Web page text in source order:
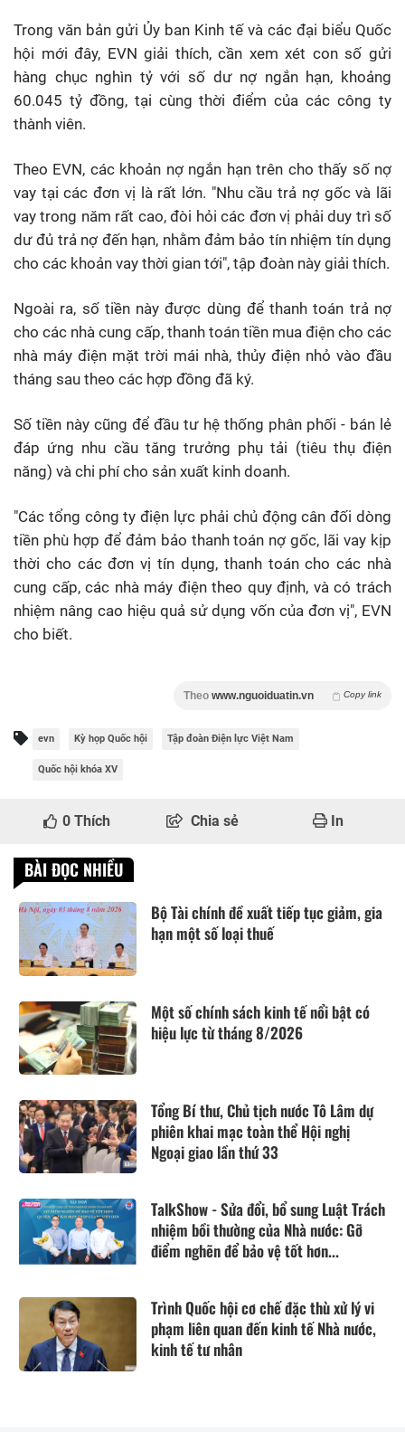
Trong văn bản gửi Ủy ban Kinh tế và các đại biểu Quốc
hội mới đây, EVN giải thích, cần xem xét con số gửi
hàng chục nghìn tỷ với số dư nợ ngắn hạn, khoảng
60.045 tỷ đồng, tại cùng thời điểm của các công ty
thành viên.
Theo EVN, các khoản nợ ngắn hạn trên cho thấy số nợ
vay tại các đơn vị là rất lớn. "Nhu cầu trả nợ gốc và lãi
vay trong năm rất cao, đòi hỏi các đơn vị phải duy trì số
dư đủ trả nợ đến hạn, nhằm đảm bảo tín nhiệm tín dụng
cho các khoản vay thời gian tới", tập đoàn này giải thích.
Ngoài ra, số tiền này được dùng để thanh toán trả nợ
cho các nhà cung cấp, thanh toán tiền mua điện cho các
nhà máy điện mặt trời mái nhà, thủy điện nhỏ vào đầu
tháng sau theo các hợp đồng đã ký.
Số tiền này cũng để đầu tư hệ thống phân phối - bán lẻ
đáp ứng nhu cầu tăng trưởng phụ tải (tiêu thụ điện
năng) và chi phí cho sản xuất kinh doanh.
"Các tổng công ty điện lực phải chủ động cân đối dòng
tiền phù hợp để đảm bảo thanh toán nợ gốc, lãi vay kịp
thời cho các đơn vị tín dụng, thanh toán cho các nhà
cung cấp, các nhà máy điện theo quy định, và có trách
nhiệm nâng cao hiệu quả sử dụng vốn của đơn vị", EVN
cho biết.
Theo www.nguoiduatin.vn Copy link
evn Kỳ họp Quốc hội Tập đoàn Điện lực Việt Nam
Quốc hội khóa XV
0 Thích Chia sẻ In
BÀI ĐỌC NHIỀU
Bộ Tài chính đề xuất tiếp tục giảm, gia
hạn một số loại thuế
Một số chính sách kinh tế nổi bật có
hiệu lực từ tháng 8/2026
Tổng Bí thư, Chủ tịch nước Tô Lâm dự
phiên khai mạc toàn thể Hội nghị
Ngoại giao lần thứ 33
TalkShow - Sửa đổi, bổ sung Luật Trách
nhiệm bồi thường của Nhà nước: Gỡ
điểm nghẽn để bảo vệ tốt hơn...
Trình Quốc hội cơ chế đặc thù xử lý vi
phạm liên quan đến kinh tế Nhà nước,
kinh tế tư nhân